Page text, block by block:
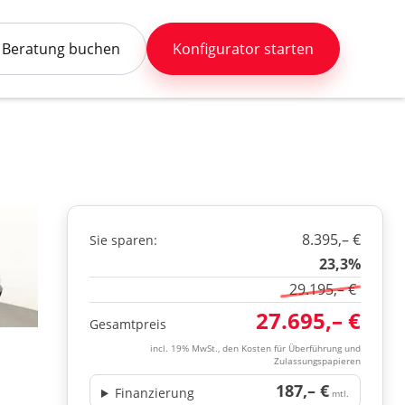
Beratung buchen Konfigurator starten
Sie sparen:
8.395,– €
23,3%
29.195,– €
Gesamtpreis 27.695,– €
incl. 19% MwSt., den Kosten für Überführung und
Zulassungspapieren
187,– € mtl.
Finanzierung